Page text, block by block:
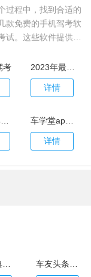
过程中，找到合适的
款免费的手机驾考软
。这些软件提供了
！有需要的用户快来
考
详情
详情
买车宝典官网最新版 车友头条app最新版